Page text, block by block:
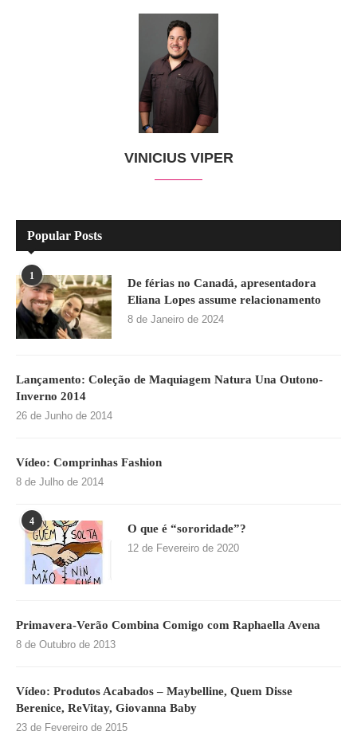
VINICIUS VIPER
Popular Posts
1
De férias no Canadá, apresentadora
Eliana Lopes assume relacionamento
8 de Janeiro de 2024
Lançamento: Coleção de Maquiagem Natura Una Outono-
Inverno 2014
26 de Junho de 2014
Vídeo: Comprinhas Fashion
8 de Julho de 2014
4
O que é “sororidade”?
12 de Fevereiro de 2020
Primavera-Verão Combina Comigo com Raphaella Avena
8 de Outubro de 2013
Vídeo: Produtos Acabados – Maybelline, Quem Disse
Berenice, ReVitay, Giovanna Baby
23 de Fevereiro de 2015